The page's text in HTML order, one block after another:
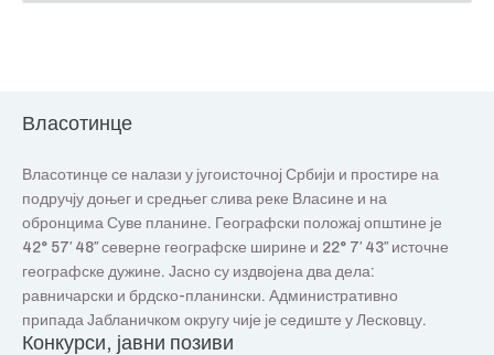
Власотинце
Власотинце се налази у југоисточној Србији и простире на
подручју доњег и средњег слива реке Власине и на
обронцима Суве планине. Географски положај општине је
42° 57′ 48″ северне географске ширине и 22° 7′ 43″ источне
географске дужине. Јасно су издвојена два дела:
равничарски и брдско-планински. Административно
припада Јабланичком округу чије је седиште у Лесковцу.
Конкурси, јавни позиви